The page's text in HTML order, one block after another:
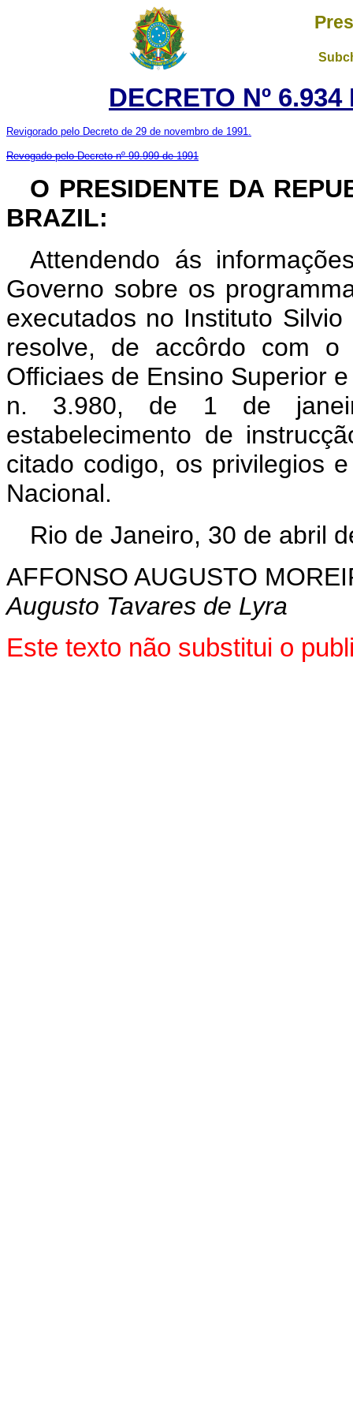
DECRETO Nº
Revigorado pelo Decreto de 29 de novembro de 1991.
Revogado pelo Decreto nº 99.999 de 1991
O PRESIDENTE DA
BRAZIL:
Attendendo ás
Governo sobre os
executados no Instituto
resolve, de accôrdo com
Officiaes de Ensino Superior
n. 3.980, de 1 de
estabelecimento de
citado codigo, os privilegios
Nacional.
Rio de Janeiro, 30 de abril
AFFONSO AUGUSTO
Augusto Tavares de Lyra
Este texto não substitui o